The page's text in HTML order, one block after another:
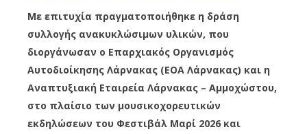
Με επιτυχία πραγματοποιήθηκε η δράση
συλλογής ανακυκλώσιμων υλικών, που
διοργάνωσαν ο Επαρχιακός Οργανισμός
Αυτοδιοίκησης Λάρνακας (ΕΟΑ Λάρνακας) και η
Αναπτυξιακή Εταιρεία Λάρνακας – Αμμοχώστου,
στο πλαίσιο των μουσικοχορευτικών
εκδηλώσεων του Φεστιβάλ Μαρί 2026 και